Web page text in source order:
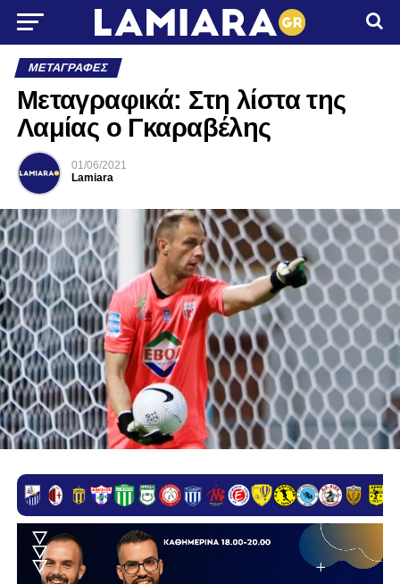
ΜΕΤΑΓΡΑΦΈΣ
Μεταγραφικά: Στη λίστα της
Λαμίας ο Γκαραβέλης
01/06/2021
Lamiara